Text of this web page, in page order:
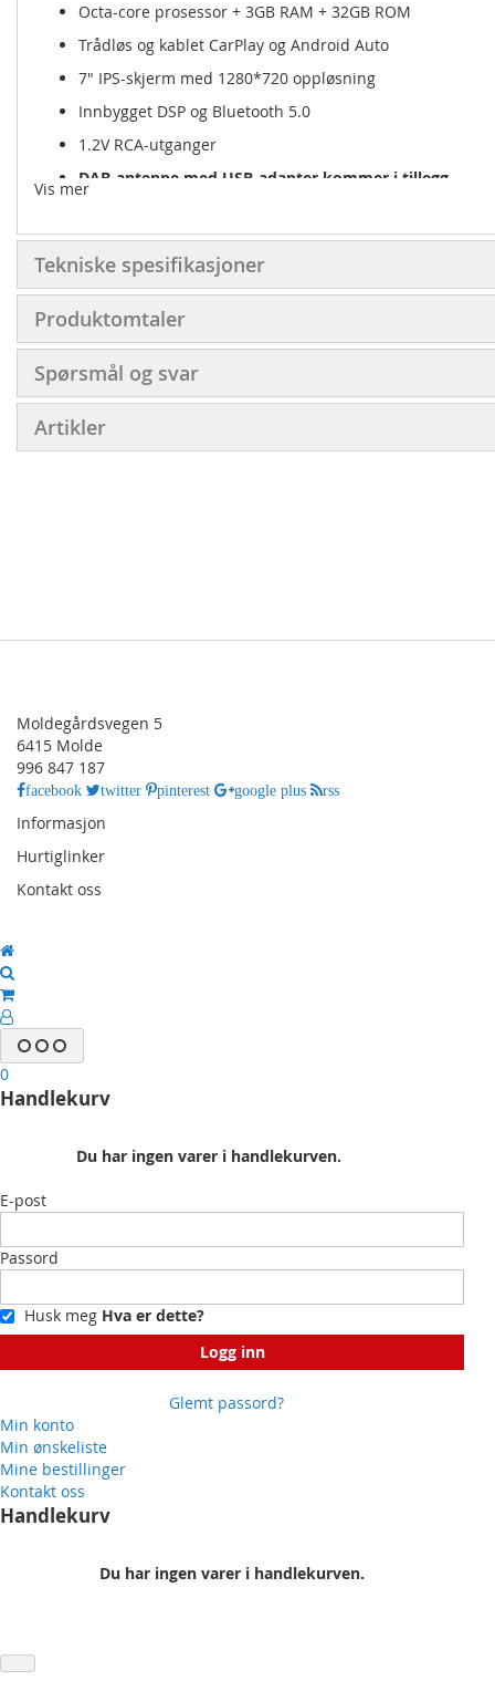
Octa-core prosessor + 3GB RAM + 32GB ROM
Trådløs og kablet CarPlay og Android Auto
7" IPS-skjerm med 1280*720 oppløsning
Innbygget DSP og Bluetooth 5.0
1.2V RCA-utganger
DAB-antenne med USB-adapter kommer i tillegg
Vis mer
Tekniske spesifikasjoner
Produktomtaler
Spørsmål og svar
Artikler
Moldegårdsvegen 5
6415 Molde
996 847 187
facebook twitter pinterest google plus rss
Informasjon
Hurtiglinker
Kontakt oss
0
Handlekurv
Du har ingen varer i handlekurven.
E-post
Passord
Husk meg Hva er dette?
Logg inn
Glemt passord?
Min konto
Min ønskeliste
Mine bestillinger
Kontakt oss
Handlekurv
Du har ingen varer i handlekurven.